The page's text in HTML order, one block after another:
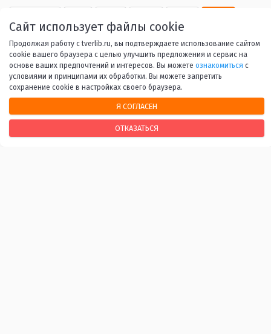
17 18 ... 53 Вперед
Сайт использует файлы cookie
Продолжая работу с tverlib.ru, вы подтверждаете использование сайтом
cookie вашего браузера с целью улучшить предложения и сервис на
основе ваших предпочтений и интересов. Вы можете ознакомиться с
условиями и принципами их обработки. Вы можете запретить
сохранение cookie в настройках своего браузера.
Я СОГЛАСЕН
ОТКАЗАТЬСЯ